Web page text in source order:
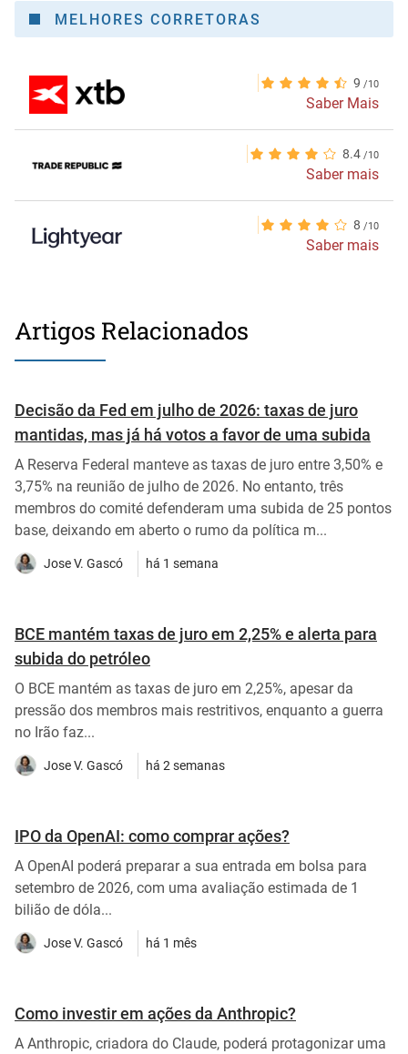
MELHORES CORRETORAS
9
Saber Mais
8.4
Saber mais
8
Saber mais
Artigos Relacionados
Decisão da Fed em julho de 2026: taxas de juro
mantidas, mas já há votos a favor de uma subida
A Reserva Federal manteve as taxas de juro entre 3,50% e
3,75% na reunião de julho de 2026. No entanto, três
membros do comité defenderam uma subida de 25 pontos
base, deixando em aberto o rumo da política m...
Jose V. Gascó há 1 semana
BCE mantém taxas de juro em 2,25% e alerta para
subida do petróleo
O BCE mantém as taxas de juro em 2,25%, apesar da
pressão dos membros mais restritivos, enquanto a guerra
no Irão faz...
Jose V. Gascó há 2 semanas
IPO da OpenAI: como comprar ações?
A OpenAI poderá preparar a sua entrada em bolsa para
setembro de 2026, com uma avaliação estimada de 1
bilião de dóla...
Jose V. Gascó há 1 mês
Como investir em ações da Anthropic?
A Anthropic, criadora do Claude, poderá protagonizar uma